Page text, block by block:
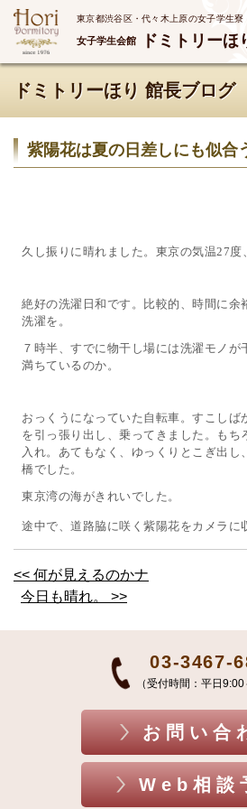
東京都渋谷区・代々木上原の女子学生寮
女子学生会館 ドミトリーほ
ドミトリーほり 館長ブログ
紫陽花は夏の日差しにも似合
久し振りに晴れました。東京の気温27度
絶好の洗濯日和です。比較的、時間に余
洗濯を。
７時半、すでに物干し場には洗濯モノが
満ちているのか。
おっくうになっていた自転車。すこしば
を引っ張り出し、乗ってきました。もち
入れ。あてもなく、ゆっくりとこぎ出し
橋でした。
東京湾の海がきれいでした。
途中で、道路脇に咲く紫陽花をカメラに
<< 何が見えるのかナ
今日も晴れ。 >>
03-3467-
（受付時間：平日9:00
お問い合
Web相談